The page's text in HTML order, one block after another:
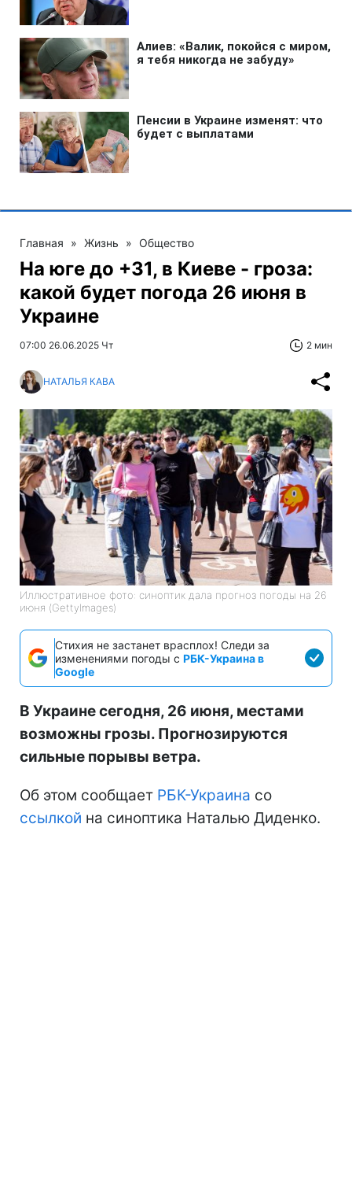
Главная » Жизнь » Общество
На юге до +31, в Киеве - гроза:
какой будет погода 26 июня в
Украине
07:00 26.06.2025 Чт 2 мин
НАТАЛЬЯ КАВА
Иллюстративное фото: синоптик дала прогноз погоды на 26
июня (GettyImages)
Стихия не застанет врасплох! Следи за
изменениями погоды с РБК-Украина в
Google
В Украине сегодня, 26 июня, местами
возможны грозы. Прогнозируются
сильные порывы ветра.
Об этом сообщает РБК-Украина со
ссылкой на синоптика Наталью Диденко.